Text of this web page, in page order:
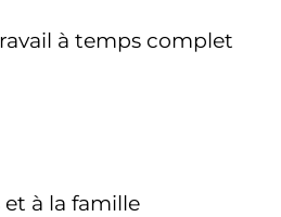
à temps complet
et à la famille